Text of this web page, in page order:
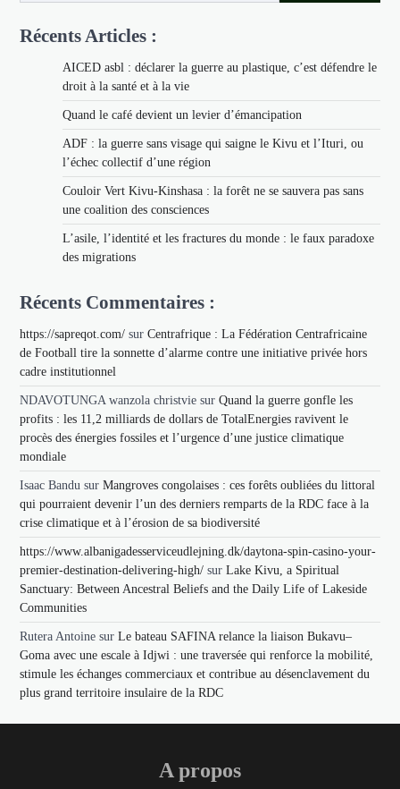
Récents Articles :
AICED asbl : déclarer la guerre au plastique, c’est défendre le
droit à la santé et à la vie
Quand le café devient un levier d’émancipation
ADF : la guerre sans visage qui saigne le Kivu et l’Ituri, ou
l’échec collectif d’une région
Couloir Vert Kivu-Kinshasa : la forêt ne se sauvera pas sans
une coalition des consciences
L’asile, l’identité et les fractures du monde : le faux paradoxe
des migrations
Récents Commentaires :
https://sapreqot.com/ surCentrafrique : La Fédération Centrafricaine
de Football tire la sonnette d’alarme contre une initiative privée hors
cadre institutionnel
NDAVOTUNGA wanzola christvie surQuand la guerre gonfle les
profits : les 11,2 milliards de dollars de TotalEnergies ravivent le
procès des énergies fossiles et l’urgence d’une justice climatique
mondiale
Isaac Bandu surMangroves congolaises : ces forêts oubliées du littoral
qui pourraient devenir l’un des derniers remparts de la RDC face à la
crise climatique et à l’érosion de sa biodiversité
https://www.albanigadesserviceudlejning.dk/daytona-spin-casino-your-
premier-destination-delivering-high/ surLake Kivu, a Spiritual
Sanctuary: Between Ancestral Beliefs and the Daily Life of Lakeside
Communities
Rutera Antoine surLe bateau SAFINA relance la liaison Bukavu–
Goma avec une escale à Idjwi : une traversée qui renforce la mobilité,
stimule les échanges commerciaux et contribue au désenclavement du
plus grand territoire insulaire de la RDC
A propos